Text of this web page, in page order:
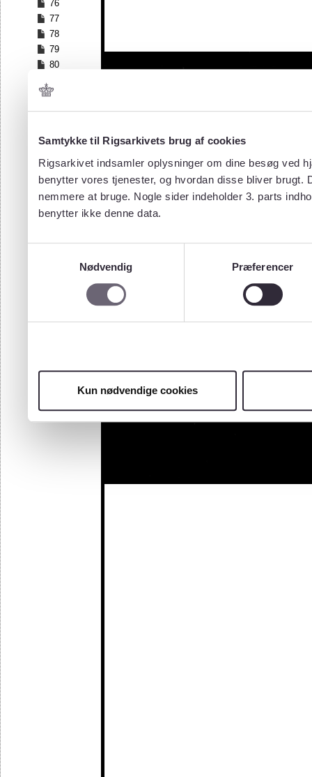
Samtykke til Rigsarkivets brug af cookies
Rigsarkivet indsamler oplysninger om dine besøg ved
benytter vores tjenester, og hvordan disse bliver
nemmere at bruge. Nogle sider indeholder 3. parts
benytter ikke denne data.
Nødvendig
Præferencer
Kun nødvendige cookies
76
77
78
79
80